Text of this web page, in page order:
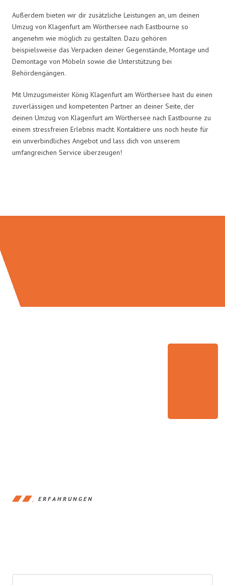
Außerdem bieten wir dir zusätzliche Leistungen an, um deinen
Umzug von Klagenfurt am Wörthersee nach Eastbourne so
angenehm wie möglich zu gestalten. Dazu gehören
beispielsweise das Verpacken deiner Gegenstände, Montage und
Demontage von Möbeln sowie die Unterstützung bei
Behördengängen.
Mit Umzugsmeister König Klagenfurt am Wörthersee hast du einen
zuverlässigen und kompetenten Partner an deiner Seite, der
deinen Umzug von Klagenfurt am Wörthersee nach Eastbourne zu
einem stressfreien Erlebnis macht. Kontaktiere uns noch heute für
ein unverbindliches Angebot und lass dich von unserem
umfangreichen Service überzeugen!
ERFAHRUNGEN